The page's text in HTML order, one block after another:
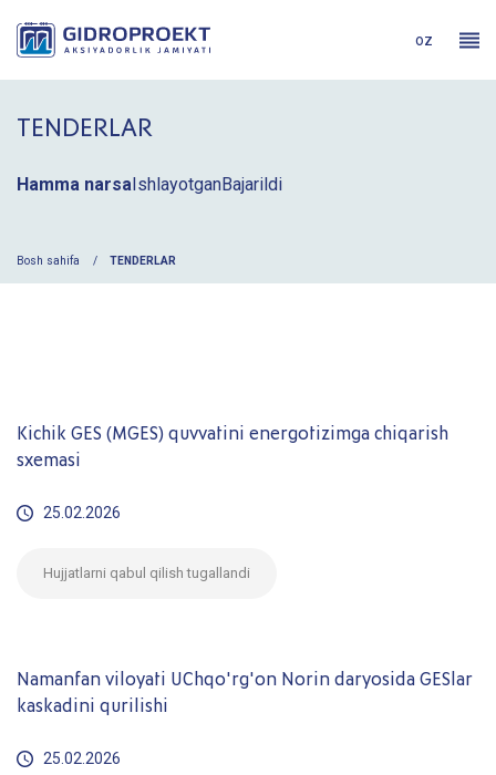
oz
TENDERLAR
Hamma narsa IshlayotganBajarildi
Bosh sahifa TENDERLAR
Kichik GES (MGES) quvvatini energotizimga chiqarish
sxemasi
25.02.2026
Hujjatlarni qabul qilish tugallandi
Namanfan viloyati UChqo'rg'on Norin daryosida GESlar
kaskadini qurilishi
25.02.2026